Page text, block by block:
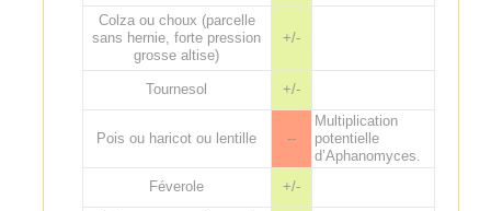
Colza ou choux (parcelle
sans hernie, forte pression
grosse altise)
+/-
Tournesol +/-
Pois ou haricot ou lentille --
Multiplication
potentielle
d’Aphanomyces.
Féverole
+/-